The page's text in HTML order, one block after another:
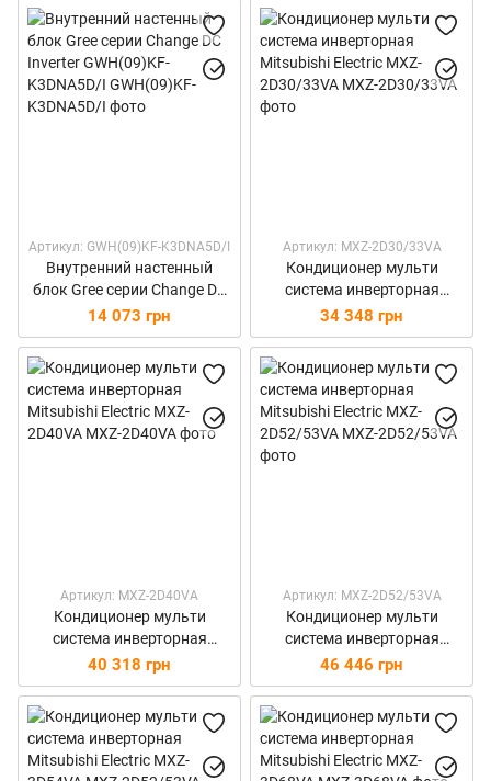
Артикул: GWH(09)KF-K3DNA5D/I
Внутренний настенный
блок Gree серии Change DC
Inverter GWH(09)KF-
K3DNA5D/I
14 073 грн
Артикул: MXZ-2D30/33VA
Кондиционер мульти
система инверторная
Mitsubishi Electric MXZ-
2D30/33VA
34 348 грн
Артикул: MXZ-2D40VA
Кондиционер мульти
система инверторная
Mitsubishi Electric MXZ-
2D40VA
40 318 грн
Артикул: MXZ-2D52/53VA
Кондиционер мульти
система инверторная
Mitsubishi Electric MXZ-
2D52/53VA
46 446 грн